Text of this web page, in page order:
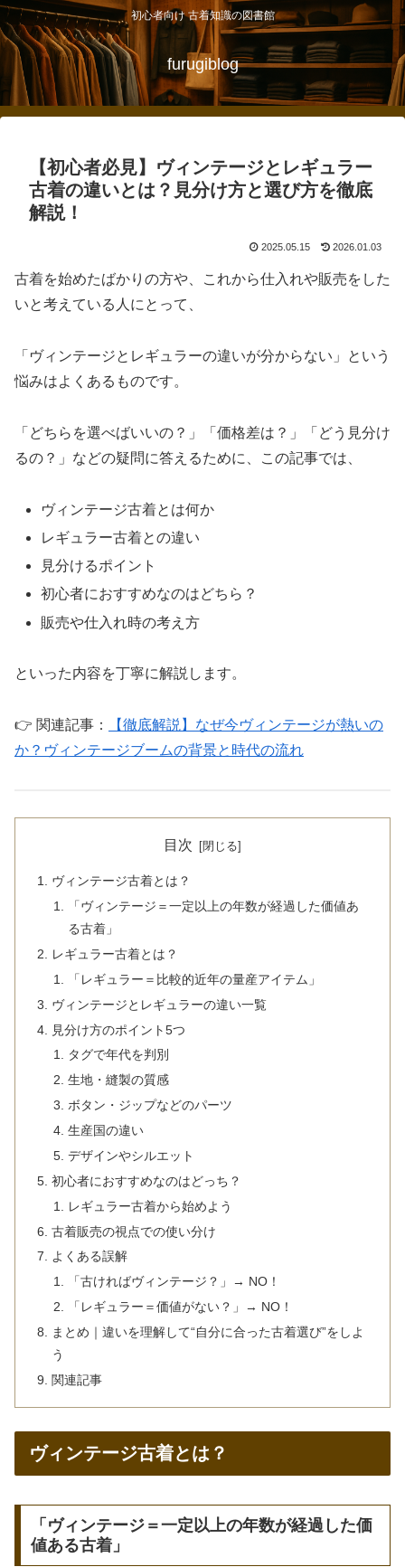
初心者向け 古着知識の図書館
furugiblog
【初心者必見】ヴィンテージとレギュラー
古着の違いとは？見分け方と選び方を徹底
解説！
2025.05.15 2026.01.03
古着を始めたばかりの方や、これから仕入れや販売をした
いと考えている人にとって、
「ヴィンテージとレギュラーの違いが分からない」という
悩みはよくあるものです。
「どちらを選べばいいの？」「価格差は？」「どう見分け
るの？」などの疑問に答えるために、この記事では、
ヴィンテージ古着とは何か
レギュラー古着との違い
見分けるポイント
初心者におすすめなのはどちら？
販売や仕入れ時の考え方
といった内容を丁寧に解説します。
👉 関連記事：
【徹底解説】なぜ今ヴィンテージが熱いの
か？ヴィンテージブームの背景と時代の流れ
目次
ヴィンテージ古着とは？
「ヴィンテージ＝一定以上の年数が経過した価値あ
る古着」
レギュラー古着とは？
「レギュラー＝比較的近年の量産アイテム」
ヴィンテージとレギュラーの違い一覧
見分け方のポイント5つ
タグで年代を判別
生地・縫製の質感
ボタン・ジップなどのパーツ
生産国の違い
デザインやシルエット
初心者におすすめなのはどっち？
レギュラー古着から始めよう
古着販売の視点での使い分け
よくある誤解
「古ければヴィンテージ？」→ NO！
「レギュラー＝価値がない？」→ NO！
まとめ｜違いを理解して“自分に合った古着選び”をしよ
う
関連記事
ヴィンテージ古着とは？
「ヴィンテージ＝一定以上の年数が経過した価
値ある古着」